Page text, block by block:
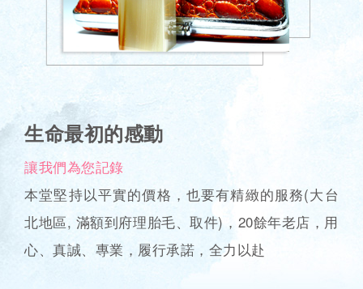
生命最初的感動
讓我們為您記錄
本堂堅持以平實的價格，也要有精緻的服務(大台
北地區, 滿額到府理胎毛、取件)，20餘年老店，用
心、真誠、專業，履行承諾，全力以赴